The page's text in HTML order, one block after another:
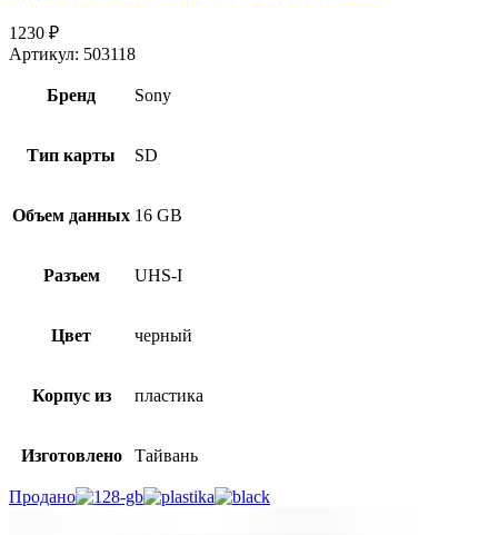
1230 ₽
Артикул: 503118
Бренд Sony
Тип карты SD
Объем данных 16 GB
Разъем UHS-I
Цвет черный
Корпус из пластика
Изготовлено Тайвань
Продано